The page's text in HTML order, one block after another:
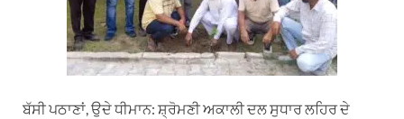
m
n
ਬੱਸੀ ਪਠਾਣਾਂ, ਉਦੇ ਧੀਮਾਨ: ਸ਼੍ਰੋਮਣੀ ਅਕਾਲੀ ਦਲ ਸੁਧਾਰ ਲਹਿਰ ਦੇ